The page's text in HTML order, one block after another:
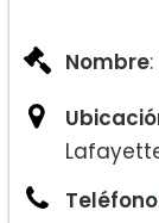
Nombre
Teléfono